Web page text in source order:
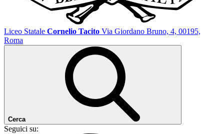
Liceo Statale Cornelio Tacito Via Giordano Bruno, 4, 00195,
Roma
Cerca
Seguici su: